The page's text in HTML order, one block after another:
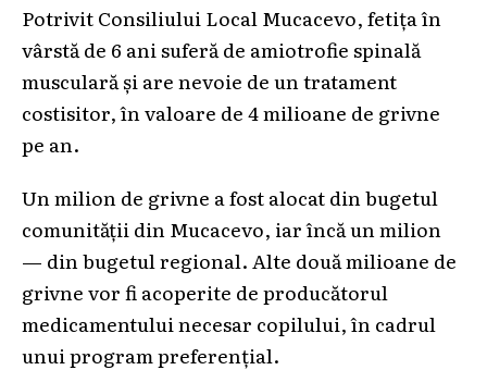
Potrivit Consiliului Local Mucacevo, fetița în
vârstă de 6 ani suferă de amiotrofie spinală
musculară și are nevoie de un tratament
costisitor, în valoare de 4 milioane de grivne
pe an.
Un milion de grivne a fost alocat din bugetul
comunității din Mucacevo, iar încă un milion
— din bugetul regional. Alte două milioane de
grivne vor fi acoperite de producătorul
medicamentului necesar copilului, în cadrul
unui program preferențial.